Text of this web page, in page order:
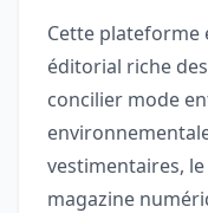
Cette plateforme
éditorial riche
concilier mode
vestimentaires,
magazine